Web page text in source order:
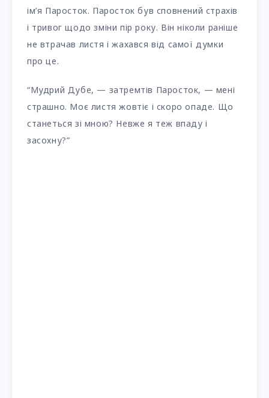
ім’я Паросток. Паросток був сповнений страхів
і тривог щодо зміни пір року. Він ніколи раніше
не втрачав листя і жахався від самої думки
про це.
“Мудрий Дубе, — затремтів Паросток, — мені
страшно. Моє листя жовтіє і скоро опаде. Що
станеться зі мною? Невже я теж впаду і
засохну?”